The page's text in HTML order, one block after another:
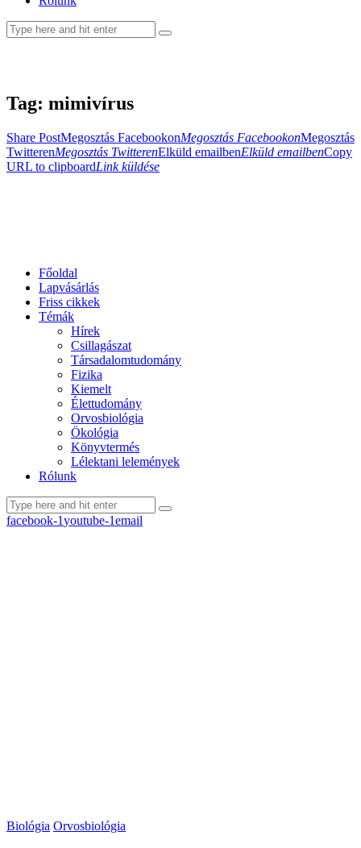
Tag: mimivírus
Share PostMegosztás FacebookonMegosztás FacebookonMegosztás
TwitterenMegosztás TwitterenElküld emailbenElküld emailbenCopy
URL to clipboardLink küldése
Főoldal
Lapvásárlás
Friss cikkek
Témák
Hírek
Csillagászat
Társadalomtudomány
Fizika
Kiemelt
Élettudomány
Orvosbiológia
Ökológia
Könyvtermés
Lélektani lelemények
Rólunk
facebook-1youtube-1email
Biológia Orvosbiológia